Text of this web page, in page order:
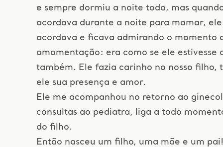
e sempre dormiu a noite toda, mas
acordava durante a noite para mamar,
acordava e ficava admirando o momento
amamentação: era como se ele estivesse
também. Ele fazia carinho no nosso filho,
ele sua presença e amor.
Ele me acompanhou no retorno ao
consultas ao pediatra, liga a todo
do filho.
Então nasceu um filho, uma mãe e um